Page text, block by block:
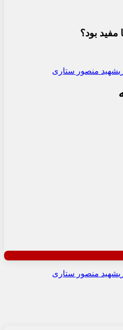
بود؟
شهید منصور ستاری
شهید منصور ستاری